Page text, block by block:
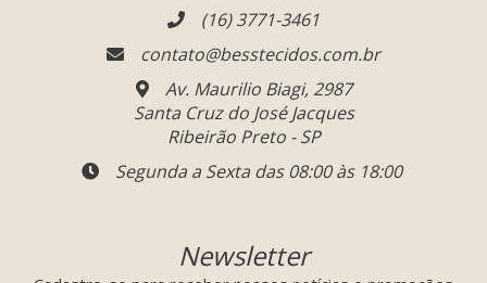
(16) 3771-3461
contato@besstecidos.com.br
Av. Maurilio Biagi, 2987
Santa Cruz do José Jacques
Ribeirão Preto - SP
Segunda a Sexta das 08:00 às 18:00
Newsletter